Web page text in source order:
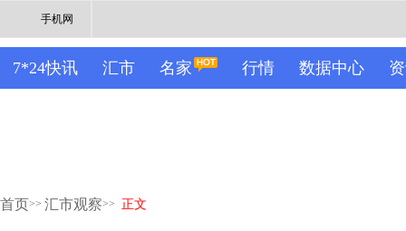
手机网
7*24快讯 汇市 名家 行情 数据中心
首页>> 汇市观察>> 正文